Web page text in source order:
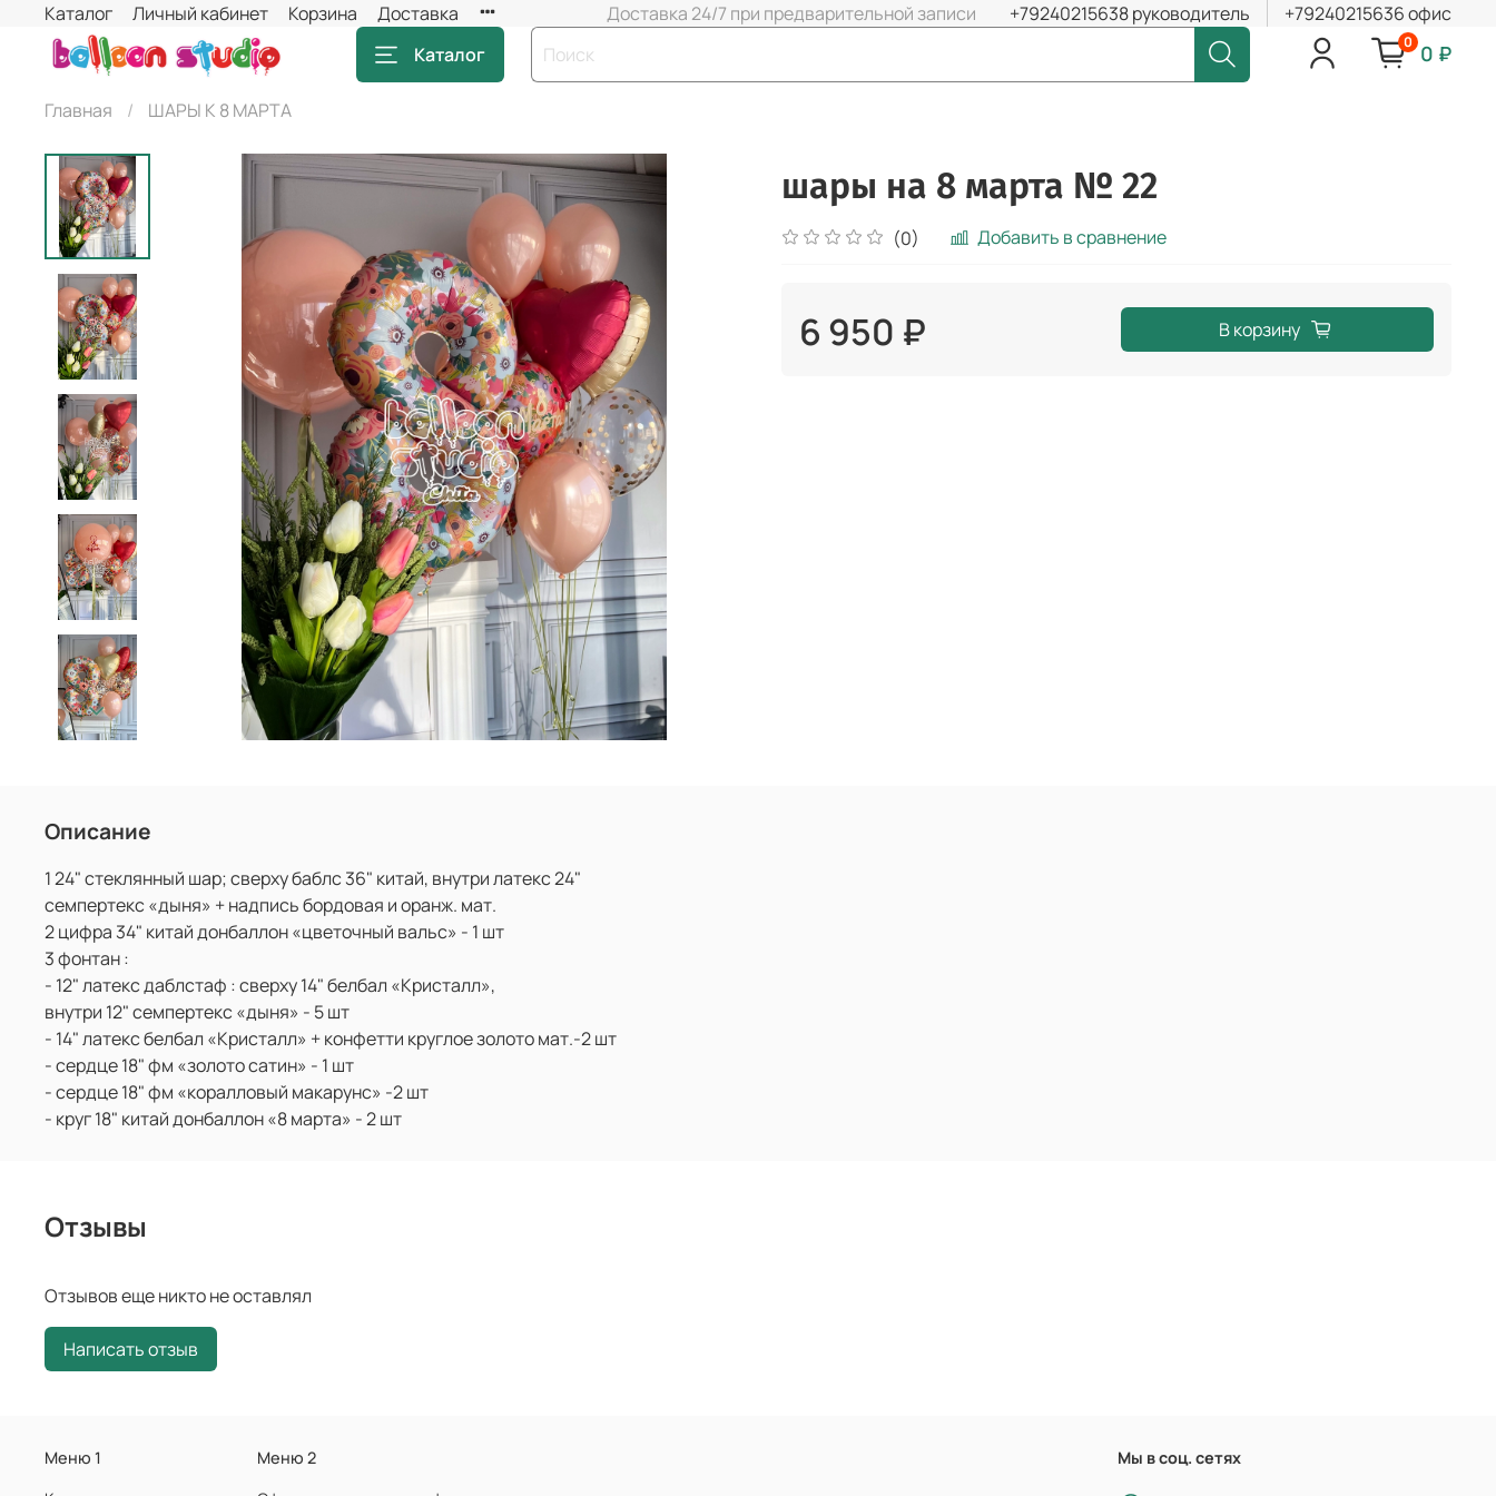
Каталог Личный кабинет Корзина Доставка Доставка 24/7 при предварительной записи +79240215638 руководитель
+79240215636 офис
Каталог
0 0 ₽
Главная ШАРЫ К 8 МАРТА
шары на 8 марта № 22
(0) Добавить в сравнение
6 950 ₽ В корзину
Описание
1 24" стеклянный шар; сверху баблс 36" китай, внутри латекс 24"
семпертекс «дыня» + надпись бордовая и оранж. мат.
2 цифра 34" китай донбаллон «цветочный вальс» - 1 шт
3 фонтан :
- 12" латекс даблстаф : сверху 14" белбал «Кристалл»,
внутри 12" семпертекс «дыня» - 5 шт
- 14" латекс белбал «Кристалл» + конфетти круглое золото мат.-2 шт
- сердце 18" фм «золото сатин» - 1 шт
- сердце 18" фм «коралловый макарунс» -2 шт
- круг 18" китай донбаллон «8 марта» - 2 шт
Отзывы
Отзывов еще никто не оставлял
Написать отзыв
Меню 1
Меню 2
Мы в соц. сетях